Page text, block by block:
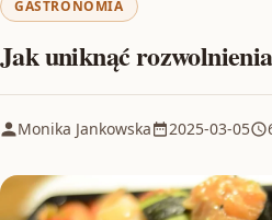
GASTRONOMIA
Jak uniknąć
Monika Jankowska 2025-03-05